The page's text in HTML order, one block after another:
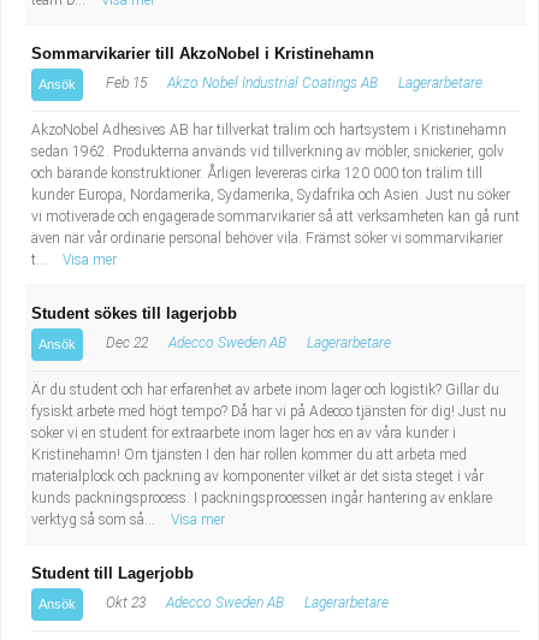
Sommarvikarier till AkzoNobel i Kristinehamn
Ansök Feb 15 Akzo Nobel Industrial Coatings AB Lagerarbetare
AkzoNobel Adhesives AB har tillverkat trälim och hartsystem i Kristinehamn
sedan 1962. Produkterna används vid tillverkning av möbler, snickerier, golv
och bärande konstruktioner. Årligen levereras cirka 120 000 ton trälim till
kunder Europa, Nordamerika, Sydamerika, Sydafrika och Asien. Just nu söker
vi motiverade och engagerade sommarvikarier så att verksamheten kan gå runt
även när vår ordinarie personal behöver vila. Främst söker vi sommarvikarier
t...
Visa mer
Student sökes till lagerjobb
Ansök Dec 22 Adecco Sweden AB Lagerarbetare
Är du student och har erfarenhet av arbete inom lager och logistik? Gillar du
fysiskt arbete med högt tempo? Då har vi på Adecco tjänsten för dig! Just nu
söker vi en student för extraarbete inom lager hos en av våra kunder i
Kristinehamn! Om tjänsten I den här rollen kommer du att arbeta med
materialplock och packning av komponenter vilket är det sista steget i vår
kunds packningsprocess. I packningsprocessen ingår hantering av enklare
verktyg så som så...
Visa mer
Student till Lagerjobb
Ansök Okt 23 Adecco Sweden AB Lagerarbetare